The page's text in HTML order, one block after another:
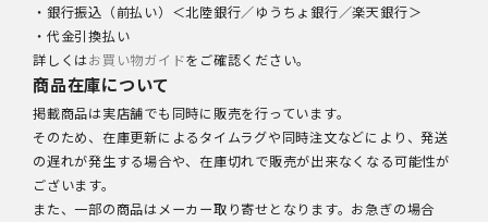
・銀行振込（前払い）＜北陸銀行／ゆうちょ銀行／楽天銀行＞
・代金引換払い
詳しくはお買い物ガイドをご確認ください。
商品在庫について
掲載商品は実店舗でも同時に販売を行っています。
そのため、在庫更新によるタイムラグや同時注文などにより、発送
の遅れが発生する場合や、在庫切れで販売が出来なくなる可能性が
ございます。
また、一部の商品はメーカー取り寄せとなります。お急ぎの場合